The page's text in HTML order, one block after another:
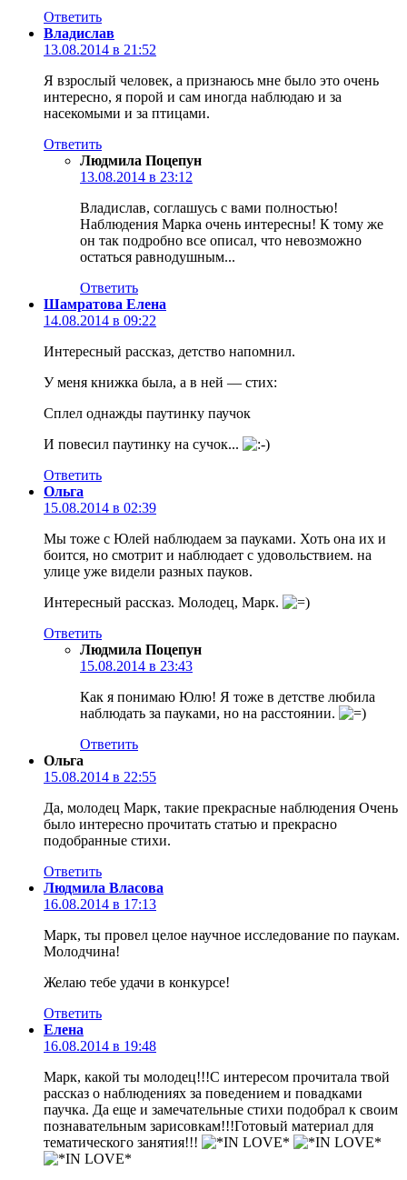
Ответить
Владислав
13.08.2014 в 21:52
Я взрослый человек, а признаюсь мне было это очень
интересно, я порой и сам иногда наблюдаю и за
насекомыми и за птицами.
Ответить
Людмила Поцепун
13.08.2014 в 23:12
Владислав, соглашусь с вами полностью!
Наблюдения Марка очень интересны! К тому же
он так подробно все описал, что невозможно
остаться равнодушным...
Ответить
Шамратова Елена
14.08.2014 в 09:22
Интересный рассказ, детство напомнил.
У меня книжка была, а в ней — стих:
Сплел однажды паутинку паучок
И повесил паутинку на сучок...
Ответить
Ольга
15.08.2014 в 02:39
Мы тоже с Юлей наблюдаем за пауками. Хоть она их и
боится, но смотрит и наблюдает с удовольствием. на
улице уже видели разных пауков.
Интересный рассказ. Молодец, Марк.
Ответить
Людмила Поцепун
15.08.2014 в 23:43
Как я понимаю Юлю! Я тоже в детстве любила
наблюдать за пауками, но на расстоянии.
Ответить
Ольга
15.08.2014 в 22:55
Да, молодец Марк, такие прекрасные наблюдения Очень
было интересно прочитать статью и прекрасно
подобранные стихи.
Ответить
Людмила Власова
16.08.2014 в 17:13
Марк, ты провел целое научное исследование по паукам.
Молодчина!
Желаю тебе удачи в конкурсе!
Ответить
Елена
16.08.2014 в 19:48
Марк, какой ты молодец!!!С интересом прочитала твой
рассказ о наблюдениях за поведением и повадками
паучка. Да еще и замечательные стихи подобрал к своим
познавательным зарисовкам!!!Готовый материал для
тематического занятия!!!